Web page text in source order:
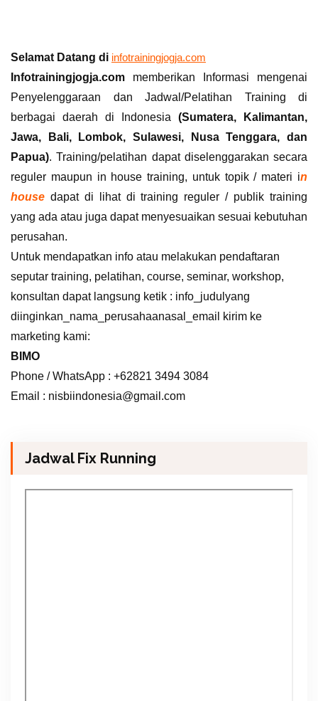
Selamat Datang di infotrainingjogja.com
Infotrainingjogja.com memberikan Informasi mengenai
Penyelenggaraan dan Jadwal/Pelatihan Training di
berbagai daerah di Indonesia (Sumatera, Kalimantan,
Jawa, Bali, Lombok, Sulawesi, Nusa Tenggara, dan
Papua). Training/pelatihan dapat diselenggarakan secara
reguler maupun in house training, untuk topik / materi in
house dapat di lihat di training reguler / publik training
yang ada atau juga dapat menyesuaikan sesuai kebutuhan
perusahan.
Untuk mendapatkan info atau melakukan pendaftaran
seputar training, pelatihan, course, seminar, workshop,
konsultan dapat langsung ketik : info_judulyang
diinginkan_nama_perusahaanasal_email kirim ke
marketing kami:
BIMO
Phone / WhatsApp : +62821 3494 3084
Email : nisbiindonesia@gmail.com
Jadwal Fix Running